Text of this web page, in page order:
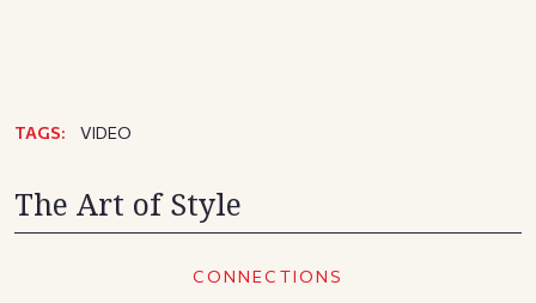
TAGS: VIDEO
The Art of Style
CONNECTIONS